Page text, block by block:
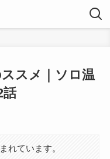
ススメ｜ソロ温
話
れています。